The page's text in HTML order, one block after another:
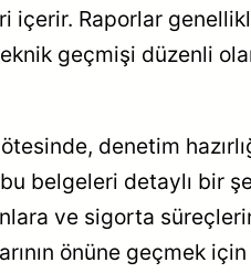
Raporlar
geçmişi düzenli
denetim
belgeleri detaylı bir
ve sigorta
önüne geçmek